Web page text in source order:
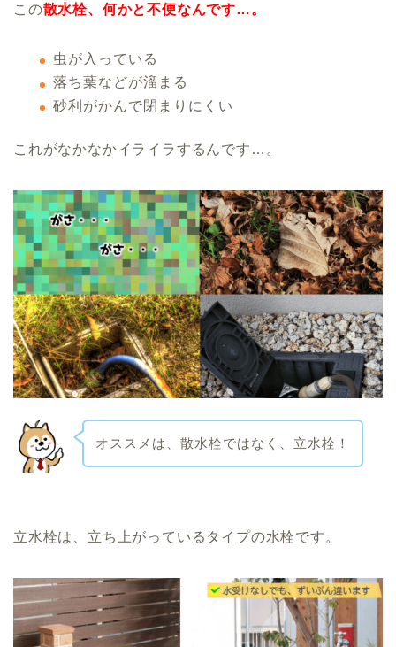
この散水栓、何かと不便なんです…。
虫が入っている
落ち葉などが溜まる
砂利がかんで閉まりにくい
これがなかなかイライラするんです…。
オススメは、散水栓ではなく、立水栓！
立水栓は、立ち上がっているタイプの水栓です。